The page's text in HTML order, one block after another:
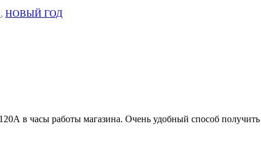
, НОВЫЙ ГОД
в часы работы магазина. Очень удобный способ